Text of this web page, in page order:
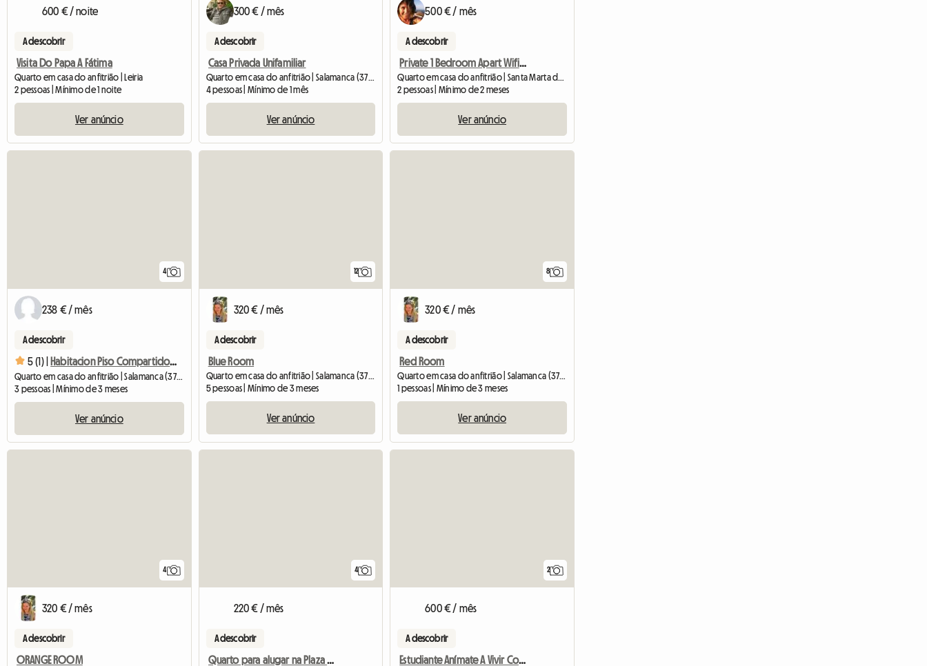
600 € / noite
A descobrir
Visita Do Papa A Fátima
Quarto em casa do anfitrião | Leiria
2 pessoas | Mínimo de 1 noite
Ver anúncio
300 € / mês
A descobrir
Casa Privada Unifamiliar
Quarto em casa do anfitrião | Salamanca (37008) | 160 M2
4 pessoas | Mínimo de 1 mês
Ver anúncio
500 € / mês
A descobrir
Private 1 Bedroom Apart Wifi + Bills Inc
Quarto em casa do anfitrião | Santa Marta de Tormes (37900)
2 pessoas | Mínimo de 2 meses
Ver anúncio
4
238 € / mês
A descobrir
5 (1) | Habitacion Piso Compartido Centro Salamanca
Quarto em casa do anfitrião | Salamanca (37001) | 15 M2
3 pessoas | Mínimo de 3 meses
Ver anúncio
12
320 € / mês
A descobrir
Blue Room
Quarto em casa do anfitrião | Salamanca (37007) | 130 M2
5 pessoas | Mínimo de 3 meses
Ver anúncio
8
320 € / mês
A descobrir
Red Room
Quarto em casa do anfitrião | Salamanca (37007)
1 pessoas | Mínimo de 3 meses
Ver anúncio
4
320 € / mês
A descobrir
ORANGE ROOM
4
220 € / mês
A descobrir
Quarto para alugar na Plaza Mayor
2
600 € / mês
A descobrir
Estudiante Anímate A Vivir Con Una Ifami